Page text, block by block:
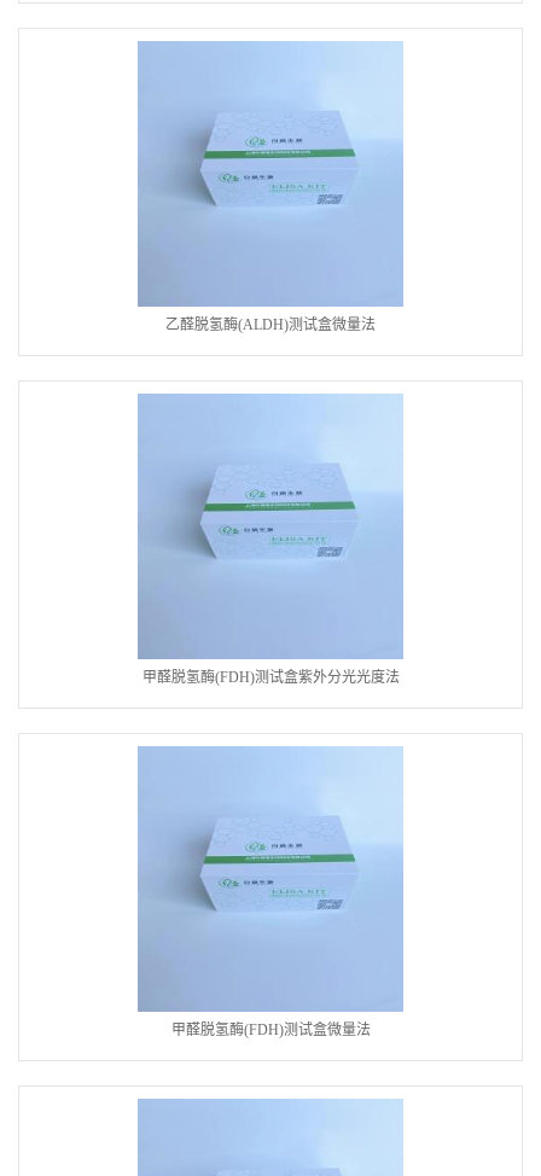
乙醛脱氢酶(ALDH)测试盒微量法
甲醛脱氢酶(FDH)测试盒紫外分光光度法
甲醛脱氢酶(FDH)测试盒微量法